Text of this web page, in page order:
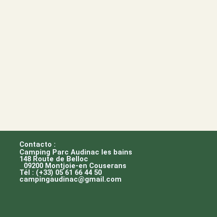
Contacto :
Camping Parc Audinac les bains
148 Route de Belloc
09200 Montjoie-en Couserans
Tél : (+33) 05 61 66 44 50
campingaudinac@gmail.com